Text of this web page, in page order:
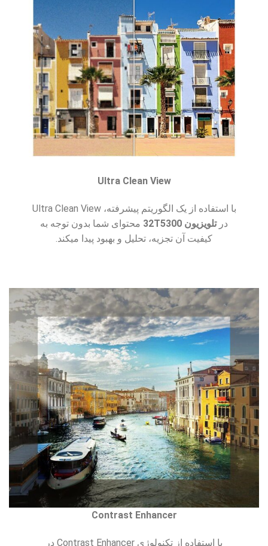
Ultra Clean View
با استفاده از یک الگوریتم پیشرفته، Ultra Clean View
درتلویزیون 32T5300
محتوای شما بدون توجه به
کیفیت آن تجزیه، تحلیل و بهبود پیدا میکند.
Contrast Enhancer
با استفاده از تکنولوژی Contrast Enhancer در